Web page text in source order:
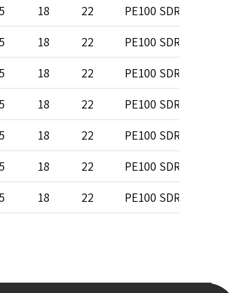
18 22
PE100 SDR 11
18 22
PE100 SDR 11
18 22
PE100 SDR 11
18 22
PE100 SDR 11
18 22
PE100 SDR 11
18 22
PE100 SDR 11
18 22 PE100 SDR 11